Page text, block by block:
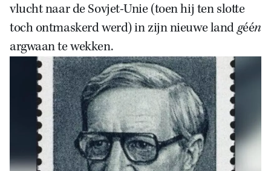
vlucht naar de Sovjet-Unie (toen hij ten slotte
toch ontmaskerd werd) in zijn nieuwe landgéén
argwaan te wekken.